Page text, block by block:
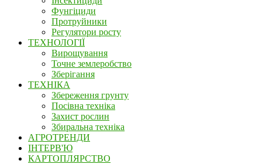
Фунгіциди
Протруйники
Регулятори росту
ТЕХНОЛОГІЇ
Вирощування
Точне землеробство
Зберігання
ТЕХНІКА
Збереження грунту
Посівна техніка
Захист рослин
Збиральна техніка
АГРОТРЕНДИ
ІНТЕРВ'Ю
КАРТОПЛЯРСТВО